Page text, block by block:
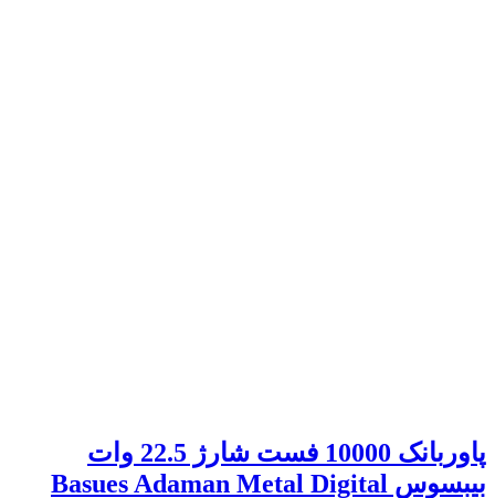
پاوربانک 10000 فست شارژ 22.5 وات
بیبسوس Basues Adaman Metal Digital